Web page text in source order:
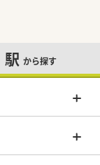
駅 から探す